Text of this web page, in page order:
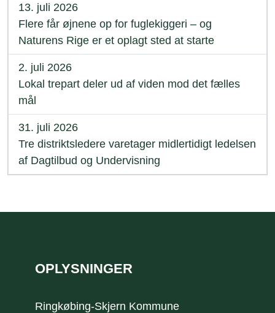
13. juli 2026
Flere får øjnene op for fuglekiggeri – og
Naturens Rige er et oplagt sted at starte
2. juli 2026
Lokal trepart deler ud af viden mod det fælles
mål
31. juli 2026
Tre distriktsledere varetager midlertidigt ledelsen
af Dagtilbud og Undervisning
OPLYSNINGER
Ringkøbing-Skjern Kommune